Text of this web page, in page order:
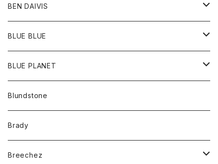
バッグ
ポーチ
トップス
Ｔシャツ
BEN DAIVIS
ポトム
パンツ
BLUE BLUE
アウター
カーディガン
コート
アクセサリー
バッグ
ベルト
キッズ
Tシャツ
グッズ
BLUE PLANET
サングラス
Blundstone
Brady
Breechez